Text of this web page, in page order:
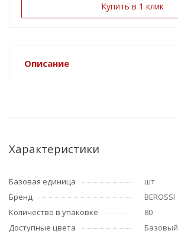
Купить в 1 клик
Описание
Характеристики
Базовая единица
шт
Бренд
BEROSSI
Количество в упаковке
80
Доступные цвета
Базовый